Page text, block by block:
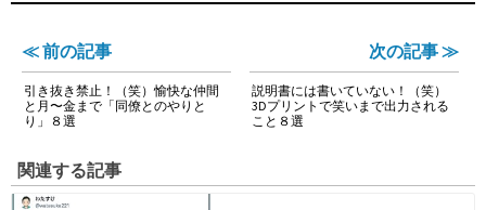
≪ 前の記事
引き抜き禁止！（笑）愉快な仲間
と月〜金まで「同僚とのやりと
り」８選
次の記事 ≫
説明書には書いていない！（笑）
3Dプリントで笑いまで出力される
こと８選
関連する記事